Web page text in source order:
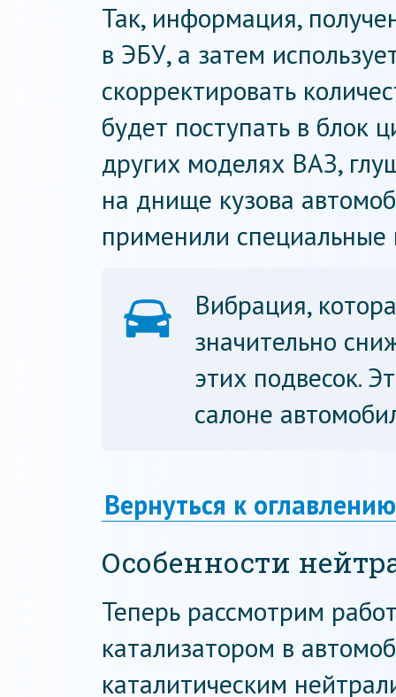
Так, информация,
в ЭБУ, а затем
скорректировать
будет поступать в блок
других моделях ВАЗ,
на днище кузова
применили специальные
Вибрация,
значительно
этих подвесок.
салоне
Вернуться к оглавлению
Особенности
Теперь рассмотрим
катализатором в
каталитическим